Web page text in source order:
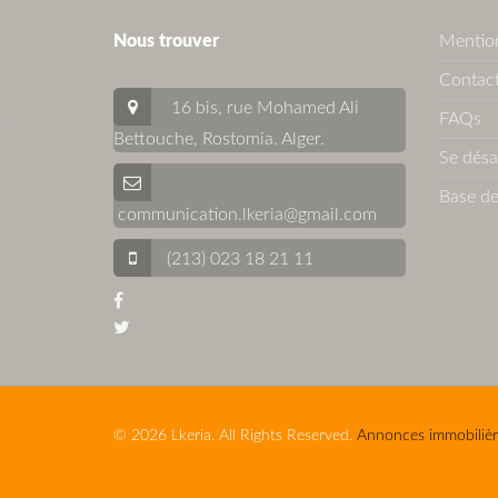
Nous trouver
16 bis, rue Mohamed Ali
Bettouche, Rostomia. Alger.
communication.lkeria@gmail.com
(213) 023 18 21 11
FAQs
Se
Base
© 2026 Lkeria. All Rights Reserved. Annonces